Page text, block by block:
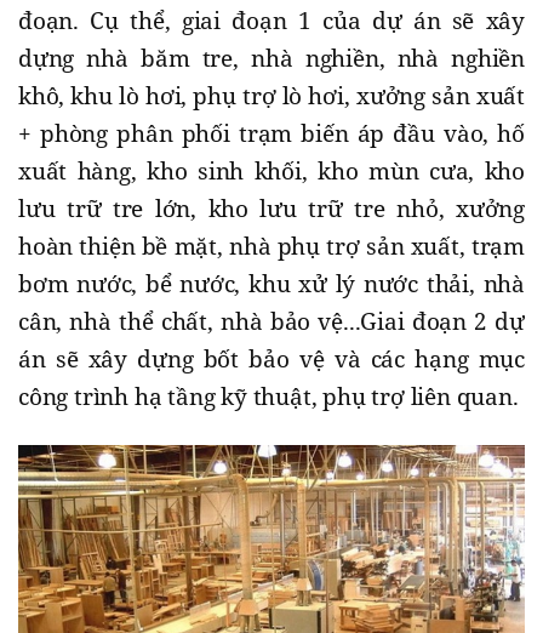
đoạn. Cụ thể, giai đoạn 1 của dự án sẽ xây
dựng nhà băm tre, nhà nghiền, nhà nghiền
khô, khu lò hơi, phụ trợ lò hơi, xưởng sản xuất
+ phòng phân phối trạm biến áp đầu vào, hố
xuất hàng, kho sinh khối, kho mùn cưa, kho
lưu trữ tre lớn, kho lưu trữ tre nhỏ, xưởng
hoàn thiện bề mặt, nhà phụ trợ sản xuất, trạm
bơm nước, bể nước, khu xử lý nước thải, nhà
cân, nhà thể chất, nhà bảo vệ...Giai đoạn 2 dự
án sẽ xây dựng bốt bảo vệ và các hạng mục
công trình hạ tầng kỹ thuật, phụ trợ liên quan.